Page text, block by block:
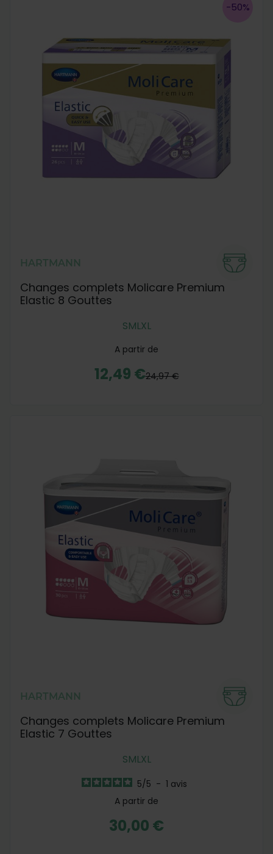
-50%
HARTMANN
Changes complets Molicare Premium
Elastic 8 Gouttes
SMLXL
A partir de
12,49 €24,97 €
HARTMANN
Changes complets Molicare Premium
Elastic 7 Gouttes
SMLXL
5/5 - 1 avis
A partir de
30,00 €